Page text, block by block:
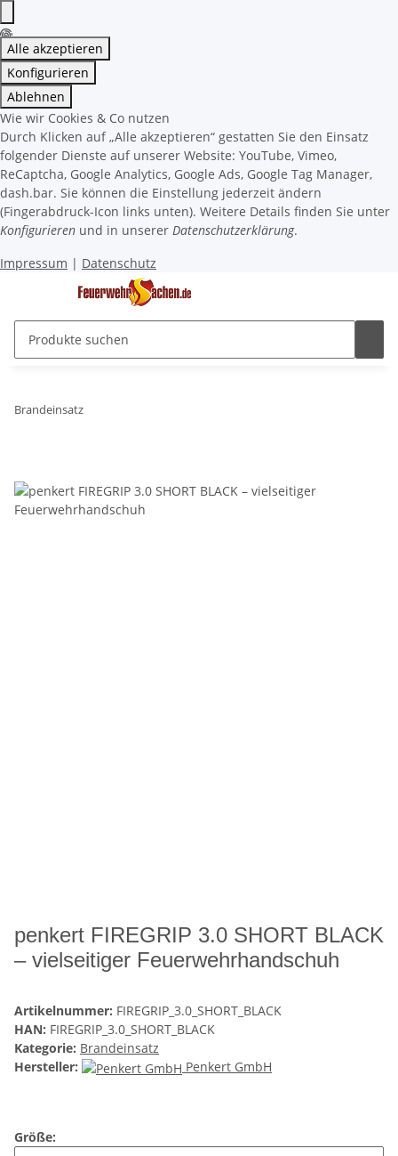
Alle akzeptieren
Konfigurieren
Ablehnen
Wie wir Cookies & Co nutzen
Durch Klicken auf „Alle akzeptieren“ gestatten Sie den Einsatz
folgender Dienste auf unserer Website: YouTube, Vimeo,
ReCaptcha, Google Analytics, Google Ads, Google Tag Manager,
dash.bar. Sie können die Einstellung jederzeit ändern
(Fingerabdruck-Icon links unten). Weitere Details finden Sie unter
Konfigurieren und in unserer Datenschutzerklärung.
Impressum | Datenschutz
Brandeinsatz
penkert FIREGRIP 3.0 SHORT BLACK
– vielseitiger Feuerwehrhandschuh
Artikelnummer: FIREGRIP_3.0_SHORT_BLACK
HAN: FIREGRIP_3.0_SHORT_BLACK
Kategorie: Brandeinsatz
Hersteller:
Penkert GmbH
Größe: